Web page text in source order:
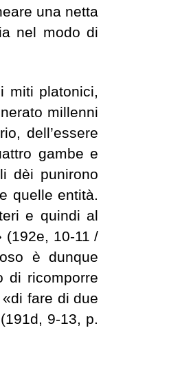
una netta
nel modo di
miti platonici,
millenni
dell’essere
gambe e
dèi punirono
quelle entità.
e quindi al
(192e, 10-11 /
è dunque
di ricomporre
fare di due
9-13, p.